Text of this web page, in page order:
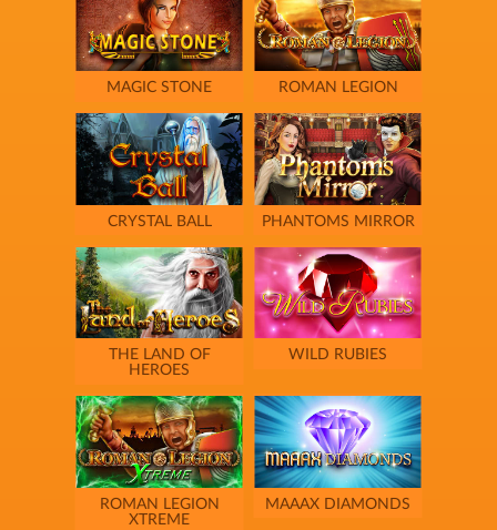
MAGIC STONE ROMAN LEGION
CRYSTAL BALL PHANTOMS MIRROR
THE LAND OF
HEROES
WILD RUBIES
ROMAN LEGION
XTREME
MAAAX DIAMONDS